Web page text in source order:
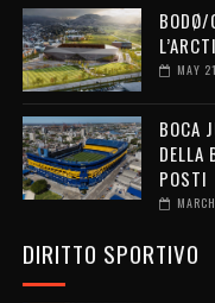
BODØ/
MAY
BOCA
DELLA
POSTI
DIRITTO SPORTIVO